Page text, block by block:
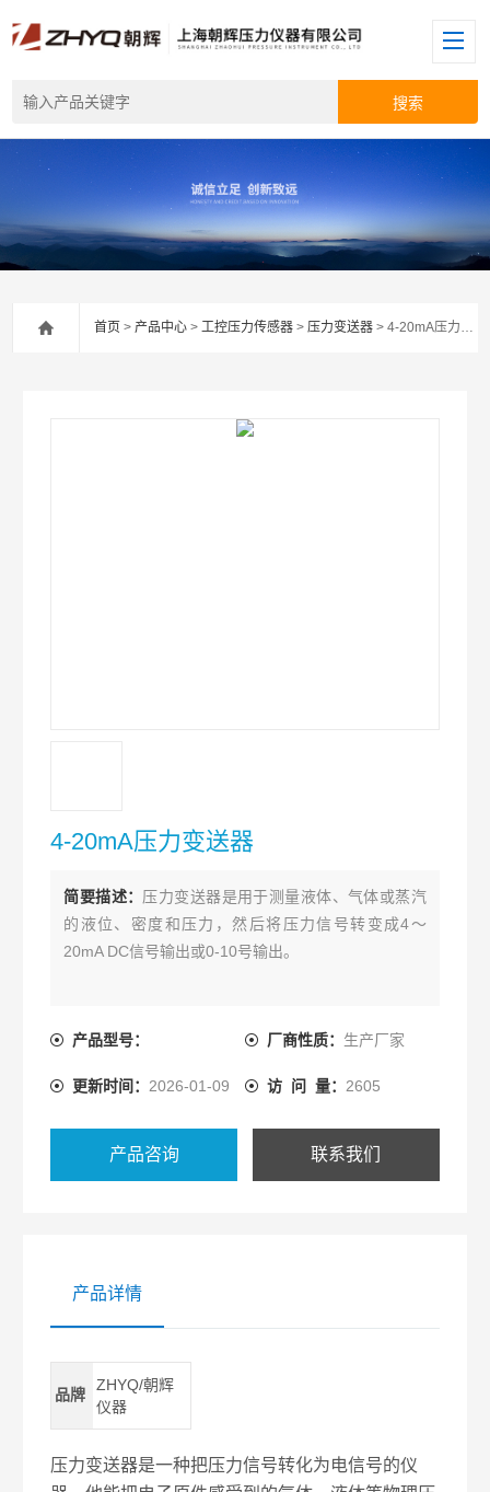
首页 >产品中心 >工控压力传感器 >压力变送器 > 4-20mA压力变送器
4-20mA压力变送器
简要描述： 压力变送器是用于测量液体、气体或蒸汽
的液位、密度和压力，然后将压力信号转变成4～
20mA DC信号输出或0-10号输出。
产品型号： 厂商性质： 生产厂家
更新时间： 2026-01-09 访 问 量： 2605
产品咨询 联系我们
产品详情
品牌
ZHYQ/朝辉
仪器
压力变送器是一种把压力信号转化为电信号的仪